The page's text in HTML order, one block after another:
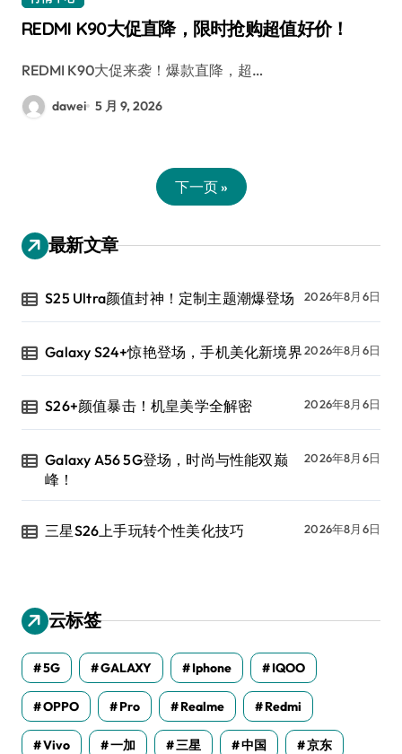
REDMI K90大促直降，限时抢购超值好价！
REDMI K90大促来袭！爆款直降，超…
dawei 5 月 9, 2026
下一页 »
最新文章
S25 Ultra颜值封神！定制主题潮爆登场 2026年8月6日
Galaxy S24+惊艳登场，手机美化新境界2026年8月6日
S26+颜值暴击！机皇美学全解密 2026年8月6日
Galaxy A56 5G登场，时尚与性能双巅
峰！
2026年8月6日
三星S26上手玩转个性美化技巧 2026年8月6日
云标签
5G GALAXY Iphone IQOO
OPPO Pro Realme Redmi
Vivo 一加 三星 中国 京东